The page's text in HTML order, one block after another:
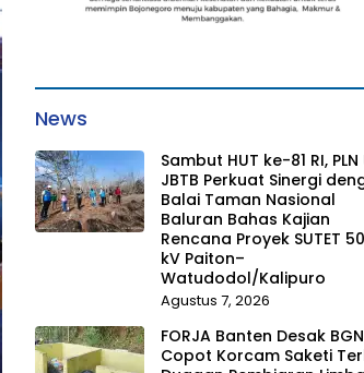
News
Sambut HUT ke-81 RI, PLN
JBTB Perkuat Sinergi
Balai Taman Nasional
Baluran Bahas Kajian
Rencana Proyek SUTET
kV Paiton–
Watudodol/Kalipuro
Agustus 7, 2026
FORJA Banten Desak BGN
Copot Korcam Saketi